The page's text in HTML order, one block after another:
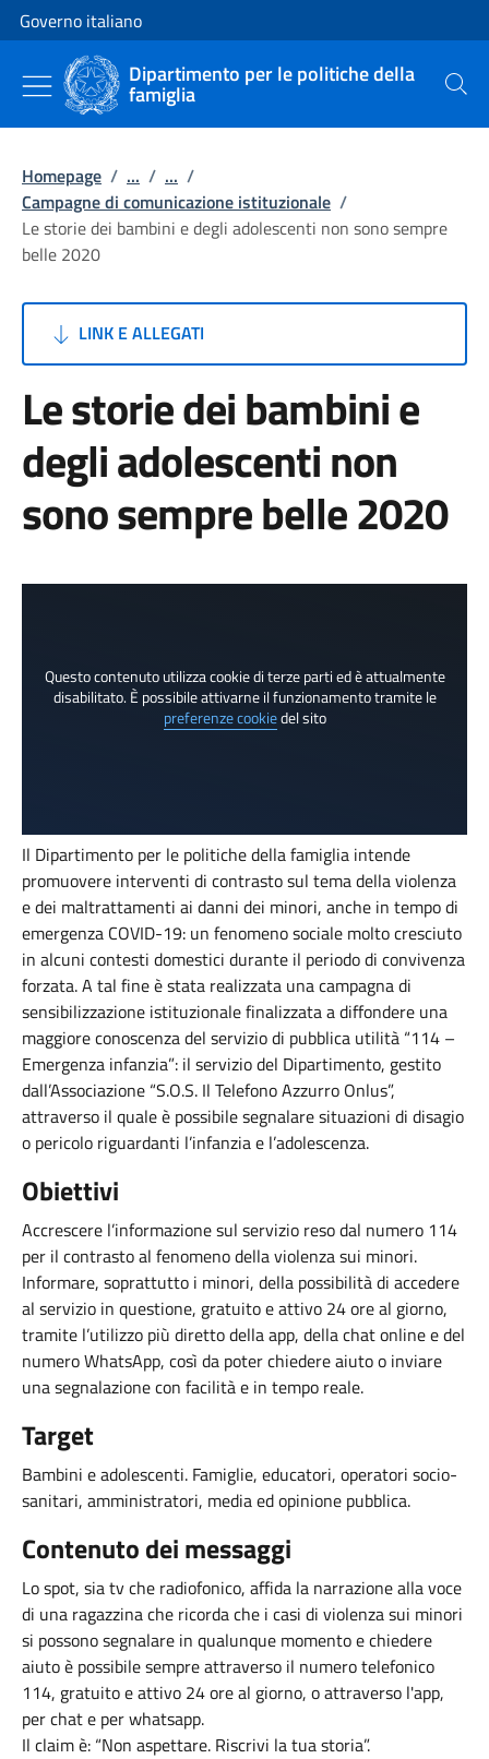
Vai al contenuto
Vai alla navigazione del sito
Governo italiano
Dipartimento per le politiche della
famiglia Cerca
Homepage / ... / ... /
Campagne di comunicazione istituzionale /
Le storie dei bambini e degli adolescenti non sono sempre
belle 2020
LINK E ALLEGATI
Le storie dei bambini e
degli adolescenti non
sono sempre belle 2020
Questo contenuto utilizza cookie di terze parti ed è attualmente
disabilitato. È possibile attivarne il funzionamento tramite le
preferenze cookiedel sito
Il Dipartimento per le politiche della famiglia intende
promuovere interventi di contrasto sul tema della violenza
e dei maltrattamenti ai danni dei minori, anche in tempo di
emergenza COVID-19: un fenomeno sociale molto cresciuto
in alcuni contesti domestici durante il periodo di convivenza
forzata. A tal fine è stata realizzata una campagna di
sensibilizzazione istituzionale finalizzata a diffondere una
maggiore conoscenza del servizio di pubblica utilità “114 –
Emergenza infanzia”: il servizio del Dipartimento, gestito
dall’Associazione “S.O.S. Il Telefono Azzurro Onlus”,
attraverso il quale è possibile segnalare situazioni di disagio
o pericolo riguardanti l’infanzia e l’adolescenza.
Obiettivi
Accrescere l’informazione sul servizio reso dal numero 114
per il contrasto al fenomeno della violenza sui minori.
Informare, soprattutto i minori, della possibilità di accedere
al servizio in questione, gratuito e attivo 24 ore al giorno,
tramite l’utilizzo più diretto della app, della chat online e del
numero WhatsApp, così da poter chiedere aiuto o inviare
una segnalazione con facilità e in tempo reale.
Target
Bambini e adolescenti. Famiglie, educatori, operatori socio-
sanitari, amministratori, media ed opinione pubblica.
Contenuto dei messaggi
Lo spot, sia tv che radiofonico, affida la narrazione alla voce
di una ragazzina che ricorda che i casi di violenza sui minori
si possono segnalare in qualunque momento e chiedere
aiuto è possibile sempre attraverso il numero telefonico
114, gratuito e attivo 24 ore al giorno, o attraverso l'app,
per chat e per whatsapp.
Il claim è: “Non aspettare. Riscrivi la tua storia”.